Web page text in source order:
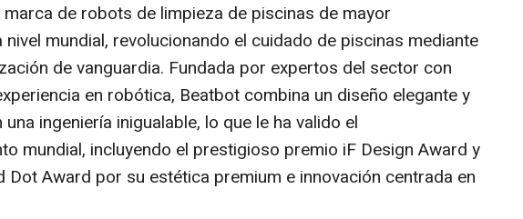
de robots de limpieza de piscinas de mayor
mundial, revolucionando el cuidado de piscinas mediante
de vanguardia. Fundada por expertos del sector con
en robótica, Beatbot combina un diseño elegante y
ingeniería inigualable, lo que le ha valido el
mundial, incluyendo el prestigioso premio iF Design Award y
Dot Award por su estética premium e innovación centrada en